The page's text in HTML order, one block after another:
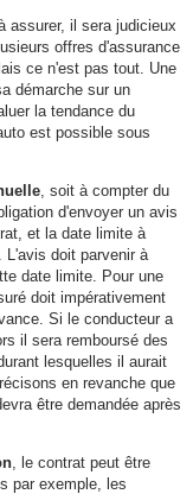
assurer, il sera judicieux
offres d'assurance
ce n'est pas tout. Une
démarche sur un
la tendance du
est possible sous
, soit à compter du
d'envoyer un avis
et la date limite à
L'avis doit parvenir à
date limite. Pour une
doit impérativement
Si le conducteur a
il sera remboursé des
lesquelles il aurait
en revanche que
être demandée après
, le contrat peut être
par exemple, les